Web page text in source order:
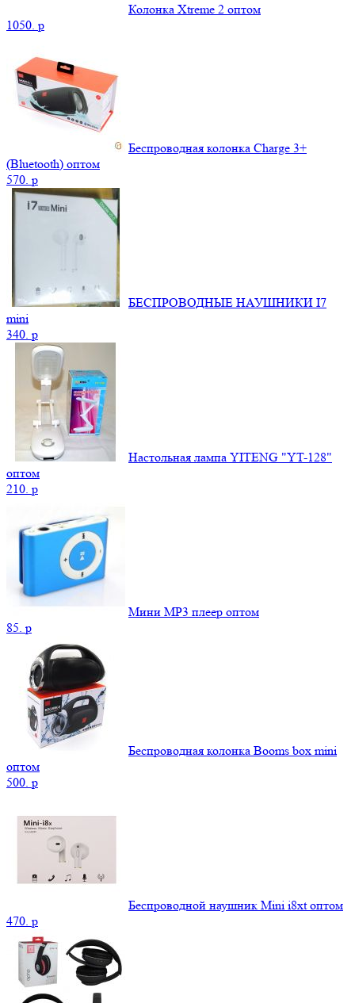
Колонка Xtreme 2 оптом
1050. p
Беспроводная колонка Charge 3+
(Bluetooth) оптом
570. p
БЕСПРОВОДНЫЕ НАУШНИКИ I7
mini
340. p
Настольная лампа YITENG "YT-128"
оптом
210. p
Мини MP3 плеер оптом
85. p
Беспроводная колонка Booms box mini
оптом
500. p
Беспроводной наушник Mini i8xt оптом
470. p